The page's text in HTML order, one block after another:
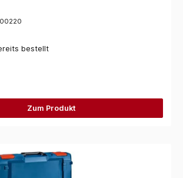
bestellt
Zum Produkt